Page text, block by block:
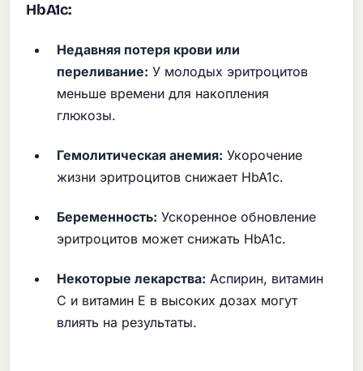
HbA1c:
Недавняя потеря крови или
переливание: У молодых эритроцитов
меньше времени для накопления
глюкозы.
Гемолитическая анемия: Укорочение
жизни эритроцитов снижает HbA1c.
Беременность: Ускоренное обновление
эритроцитов может снижать HbA1c.
Некоторые лекарства: Аспирин, витамин
С и витамин Е в высоких дозах могут
влиять на результаты.